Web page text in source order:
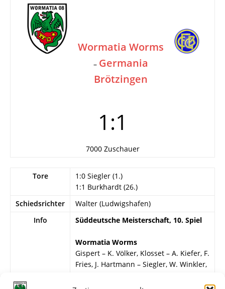
Wormatia Worms
– Germania
Brötzingen
1:1
7000 Zuschauer
Tore
1:0 Siegler (1.)
1:1 Burkhardt (26.)
Schiedsrichter
Walter (Ludwigshafen)
Info
Süddeutsche Meisterschaft, 10. Spiel
Wormatia Worms
Gispert – K. Völker, Klosset – A. Kiefer, F.
Fries, J. Hartmann – Siegler, W. Winkler,